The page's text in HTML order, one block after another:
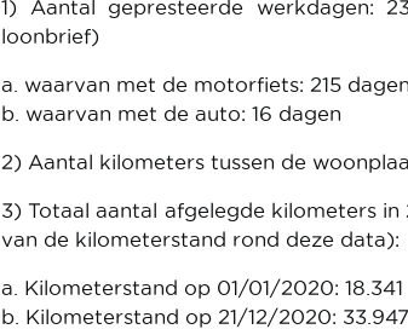
1) Aantal gepresteerde werkdagen:
loonbrief)
a. waarvan met de motorfiets: 215 dagen
b. waarvan met de auto: 16 dagen
2) Aantal kilometers tussen de
3) Totaal aantal afgelegde kilometers
van de kilometerstand rond deze data):
a. Kilometerstand op 01/01/2020: 18.341
b. Kilometerstand op 21/12/2020: 33.947